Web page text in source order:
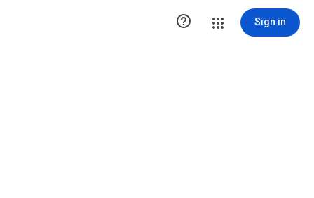
 Sign in